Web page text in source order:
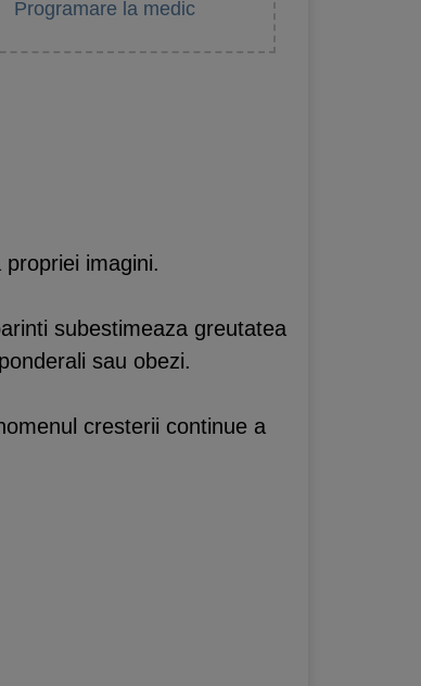
Programare la medic
imagini.
subestimeaza greutatea
sau obezi.
cresterii continue a